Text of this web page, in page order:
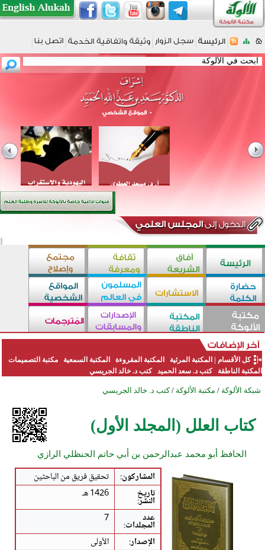
كل الأقسام المكتبة المرئية المكتبة المقروءة المكتبة السمعية
مكتبة التصميمات
المكتبة الناطقة
كتب د. سعد الحميد كتب د. خالد الجريسي
شبكة الألوكة / مكتبة الألوكة / كتب د. خالد الجريسي
كتاب العلل (المجلد الأول)
الحافظ أبو محمد عبدالرحمن بن أبي حاتم الحنظلي الرازي
المشاركون:
تحقيق فريق من الباحثين
تاريخ
النشر:
1426 هـ
عدد
المجلدات:
7
الإصدار: الأولى